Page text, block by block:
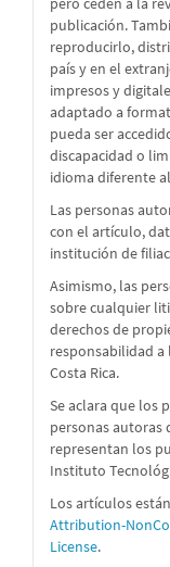
publicación.
reproducirlo,
país y en el
impresos y
adaptado a
pueda ser
discapacidad o
idioma diferente
Las personas
con el artículo,
institución de
Asimismo, las
sobre cualquier
derechos de
responsabilidad
Costa Rica.
Se aclara que los
personas autoras
representan los
Instituto
Los artículos
Attribution-
License.